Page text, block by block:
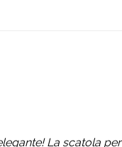
La scatola per